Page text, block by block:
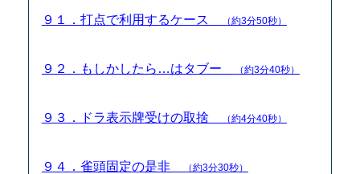
９１．打点で利用するケース （約3分50秒）
９２．もしかしたら…はタブー （約3分40秒）
９３．ドラ表示牌受けの取捨 （約4分40秒）
９４．雀頭固定の是非 （約3分30秒）